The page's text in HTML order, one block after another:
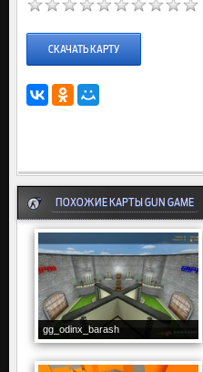
СКАЧАТЬ КАРТУ
ПОХОЖИЕ КАРТЫ GUN GAME
gg_odinx_barash